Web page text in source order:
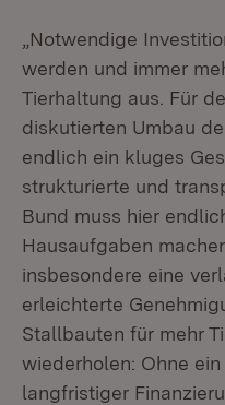
„Notwendige
werden und immer
Tierhaltung aus. Für
diskutierten Umbau
endlich ein kluges
strukturierte und
Bund muss hier
Hausaufgaben
insbesondere eine
erleichterte
Stallbauten für mehr
wiederholen: Ohne
langfristiger